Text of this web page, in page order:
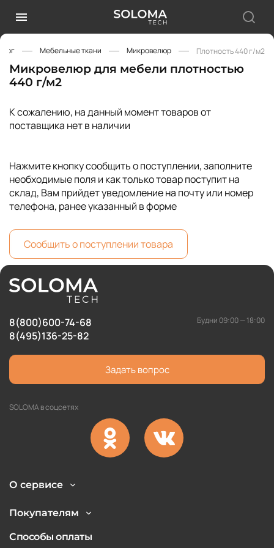
Мебельные ткани Микровелюр Плотность 440 г/м2
Микровелюр для мебели плотностью
440 г/м2
К сожалению, на данный момент товаров от
поставщика нет в наличии
Нажмите кнопку сообщить о поступлении, заполните
необходимые поля и как только товар поступит на
склад, Вам прийдет уведомление на почту или номер
телефона, ранее указанный в форме
Сообщить о поступлении товара
8(800)600-74-68
8(495)136-25-82
Будни 09:00 — 18:00
Задать вопрос
SOLOMA в соцсетях
О сервисе
Покупателям
Способы оплаты